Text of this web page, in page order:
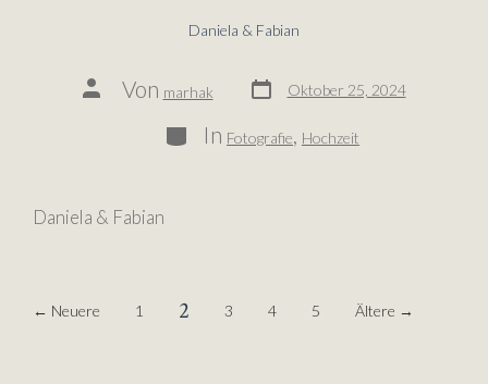
Daniela & Fabian
Von marhak Oktober 25, 2024
In Fotografie Hochzeit
Daniela & Fabian
← Neuere 1 2 3 4 5 Ältere →